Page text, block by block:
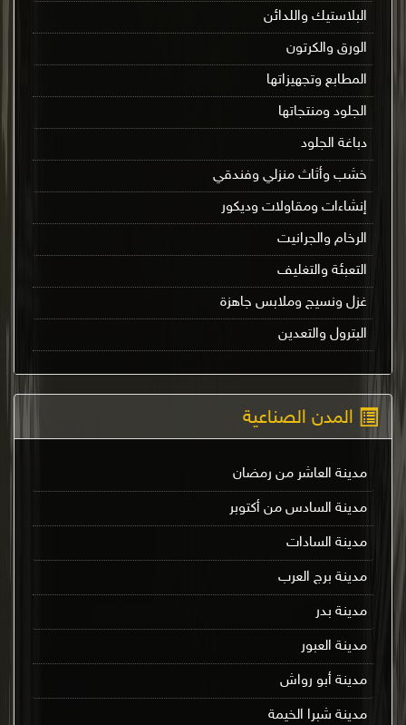
البلاستيك واللدائن
الورق والكرتون
المطابع وتجهيزاتها
الجلود ومنتجاتها
دباغة الجلود
خشب وأثاث منزلي وفندقي
إنشاءات ومقاولات وديكور
الرخام والجرانيت
التعبئة والتغليف
غزل ونسيج وملابس جاهزة
البترول والتعدين
المدن الصناعية
مدينة العاشر من رمضان
مدينة السادس من أكتوبر
مدينة السادات
مدينة برج العرب
مدينة بدر
مدينة العبور
مدينة أبو رواش
مدينة شبرا الخيمة